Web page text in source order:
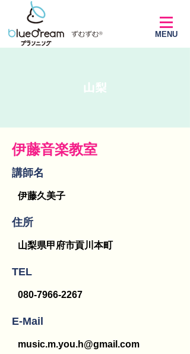
MENU
山梨
伊藤音楽教室
講師名
伊藤久美子
​住所
山梨県甲府市貢川本町
TEL
080-7966-2267
E-Mail
music.m.you.h@gmail.com